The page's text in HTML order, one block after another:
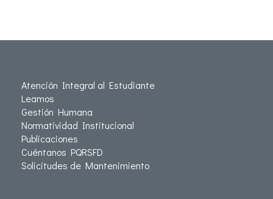
Atención Integral al Estudiante
Leamos
Gestión Humana
Normatividad Institucional
Publicaciones
Cuéntanos PQRSFD
Solicitudes de Mantenimiento